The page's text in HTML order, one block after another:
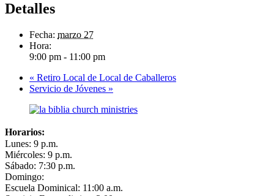
Detalles
Fecha: marzo 27
Hora:
9:00 pm - 11:00 pm
« Retiro Local de Local de Caballeros
Servicio de Jóvenes »
Horarios:
Lunes: 9 p.m.
Miércoles: 9 p.m.
Sábado: 7:30 p.m.
Domingo:
Escuela Dominical: 11:00 a.m.